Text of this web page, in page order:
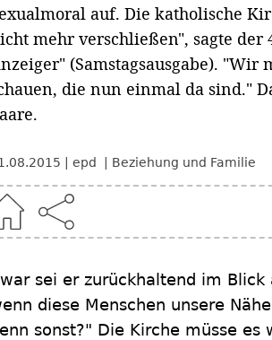
auf. Die katholische
mehr verschließen", sagte der
(Samstagsausgabe).
die nun einmal da sind."
epd Beziehung und Familie
sei er zurückhaltend im Blick
diese Menschen unsere
sonst?" Die Kirche müsse